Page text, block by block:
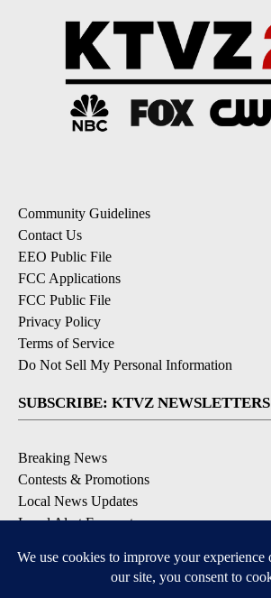
Community Guidelines
Contact Us
EEO Public File
FCC Applications
FCC Public File
Privacy Policy
Terms of Service
Do Not Sell My Personal Information
SUBSCRIBE: KTVZ NEWSLETTERS
Breaking News
Contests & Promotions
Local News Updates
Local Alert Forecast
DOWNLOAD: KTVZ APPS